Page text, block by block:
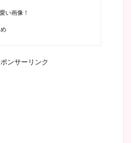
い画像！
ンサーリンク